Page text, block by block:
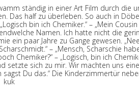
ständig in einer Art Film durch die
Das half zu überleben. So auch in
bin ich Chemiker.“ – „Mein
Namen. Ich hatte nicht die
ein paar Jahre zu Gange gewesen.
– „Mensch, Scharschie
Chemiker?“ – „Logisch, bin ich
setzte sich zu mir. Wir machten uns
sagst Du das.“ Die Kinderzimmertür
kuk